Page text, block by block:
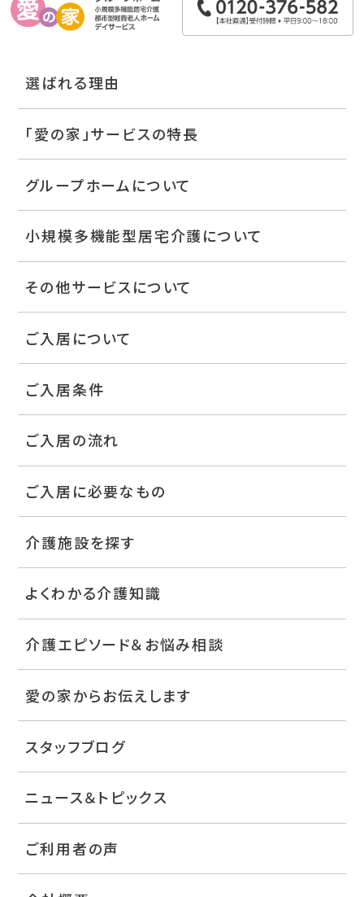
選ばれる理由
「愛の家」サービスの特長
グループホームについて
小規模多機能型居宅介護について
その他サービスについて
ご入居について
ご入居条件
ご入居の流れ
ご入居に必要なもの
介護施設を探す
よくわかる介護知識
介護エピソード＆お悩み相談
愛の家からお伝えします
スタッフブログ
ニュース＆トピックス
ご利用者の声